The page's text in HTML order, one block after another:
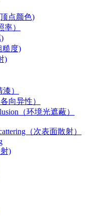
点颜色)
率）
糙度)
)
）
向异性）
（环境光遮蔽）
（次表面散射）
)